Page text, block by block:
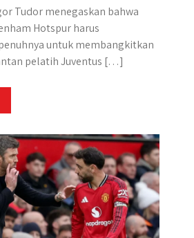
Tudor menegaskan bahwa
Hotspur harus
untuk membangkitkan
pelatih Juventus […]